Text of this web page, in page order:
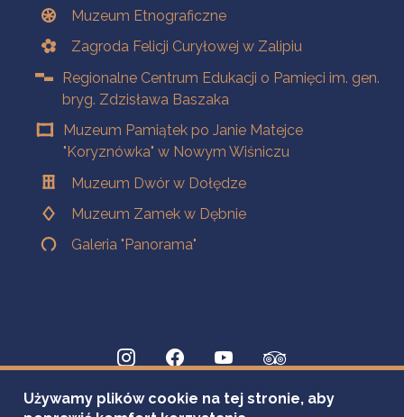
Muzeum Etnograficzne
Zagroda Felicji Curyłowej w Zalipiu
Regionalne Centrum Edukacji o Pamięci im. gen.
bryg. Zdzisława Baszaka
Muzeum Pamiątek po Janie Matejce
"Koryznówka" w Nowym Wiśniczu
Muzeum Dwór w Dołędze
Muzeum Zamek w Dębnie
Galeria "Panorama"
Używamy plików cookie na tej stronie, aby